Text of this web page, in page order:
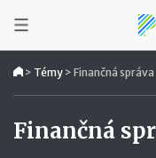
> Témy > Finančná správa
Finančná